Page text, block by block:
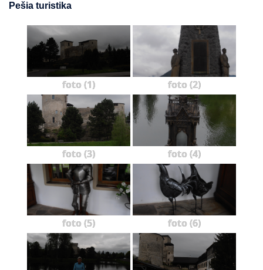
Pešia turistika
foto (1) foto (2)
foto (3) foto (4)
foto (5) foto (6)